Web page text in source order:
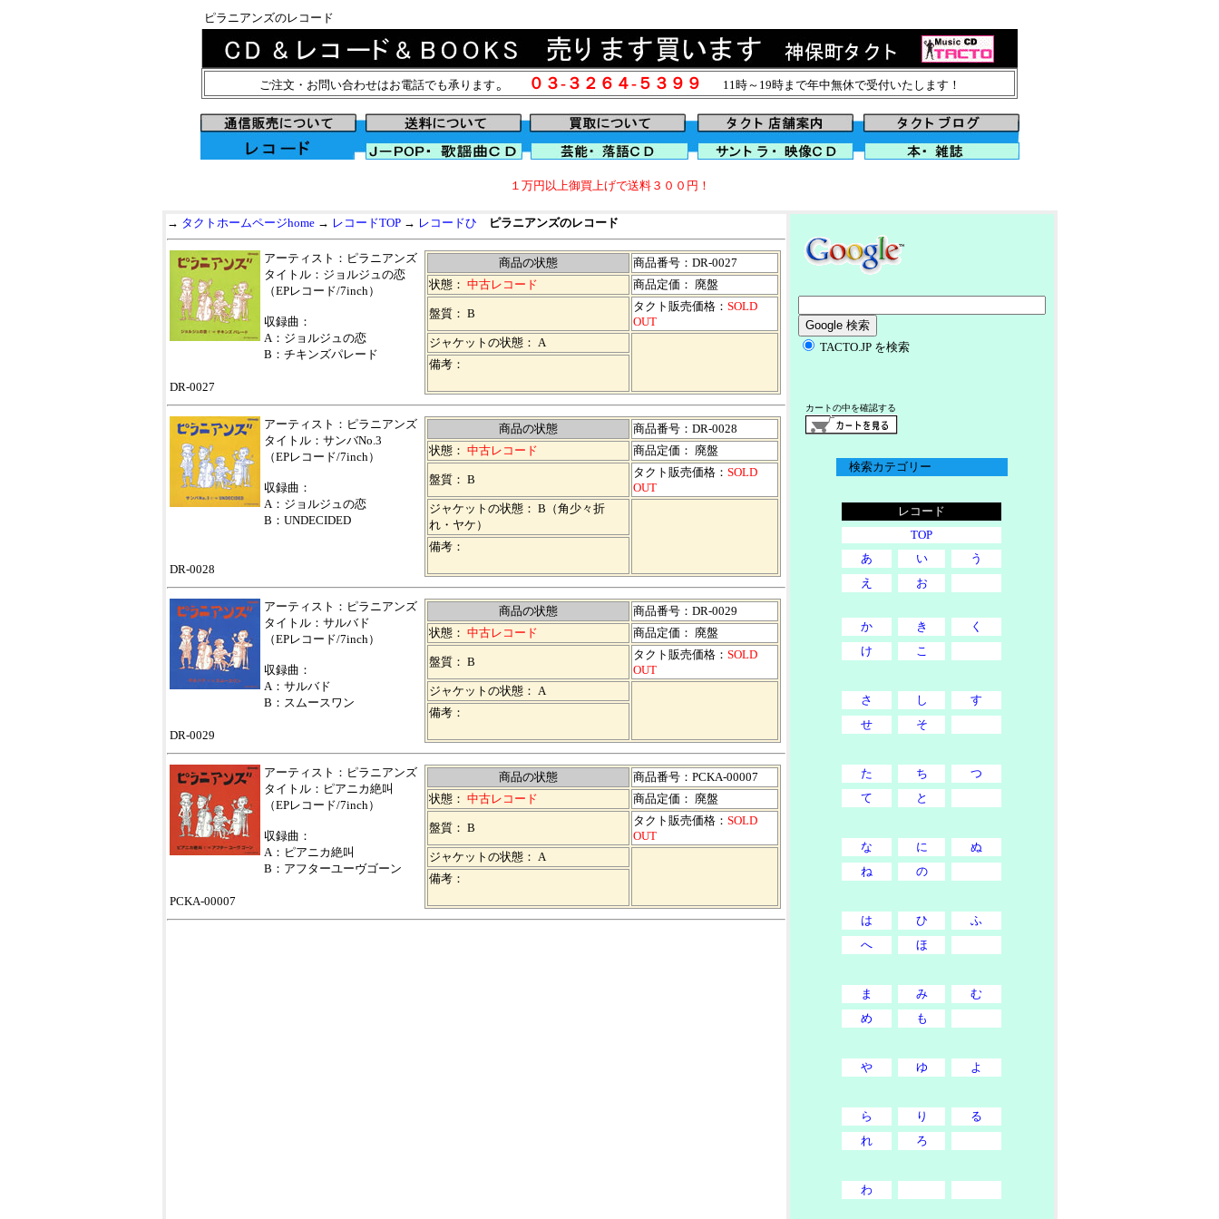
ピラニアンズのレコード
ご注文・お問い合わせはお電話でも承ります。 ０３-３２６４-５３９９ 11時～19時まで年中無休で受付いたします！
１万円以上御買上げで送料３００円！
→ タクトホームページhome→ レコードTOP → レコードひ ピラニアンズのレコード
アーティスト：ピラニアンズ
タイトル：ジョルジュの恋
（EPレコード/7inch）
収録曲：
A：ジョルジュの恋
B：チキンズパレード
商品の状態
商品番号：DR-0027
状態： 中古レコード 商品定価： 廃盤
盤質： B
タクト販売価格： SOLD
OUT
ジャケットの状態： A
備考：
DR-0027
アーティスト：ピラニアンズ
タイトル：サンバNo.3
（EPレコード/7inch）
収録曲：
A：ジョルジュの恋
B：UNDECIDED
商品の状態
商品番号：DR-0028
状態： 中古レコード 商品定価： 廃盤
盤質： B
タクト販売価格： SOLD
OUT
ジャケットの状態： B（角少々折
れ・ヤケ）
備考：
DR-0028
アーティスト：ピラニアンズ
タイトル：サルバド
（EPレコード/7inch）
収録曲：
A：サルバド
B：スムースワン
商品の状態
商品番号：DR-0029
状態： 中古レコード 商品定価： 廃盤
盤質： B
タクト販売価格： SOLD
OUT
ジャケットの状態： A
備考：
DR-0029
アーティスト：ピラニアンズ
タイトル：ピアニカ絶叫
（EPレコード/7inch）
収録曲：
A：ピアニカ絶叫
B：アフターユーヴゴーン
商品の状態
商品番号：PCKA-00007
状態： 中古レコード 商品定価： 廃盤
盤質： B
タクト販売価格： SOLD
OUT
ジャケットの状態： A
備考：
PCKA-00007
TACTO.JP を検索
カートの中を確認する
検索カテゴリー
レコード
TOP
あ
い
う
え
お
か き
く
け
こ
さ し
す
せ
そ
た ち
つ
て
と
な に
ぬ
ね
の
は ひ
ふ
へ
ほ
ま み
む
め
も
や ゆ よ
ら り
る
れ
ろ
わ